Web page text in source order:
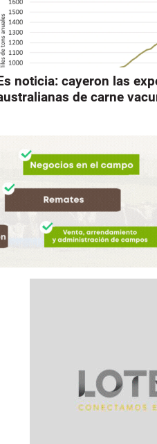
noticia: cayeron las
de carne